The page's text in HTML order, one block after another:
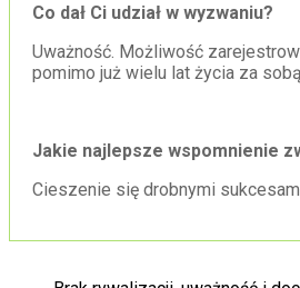
Co dał Ci udział w wyzwaniu?
Uważność. Możliwość
pomimo już wielu lat życia za
Jakie najlepsze wspomnienie
Cieszenie się drobnymi